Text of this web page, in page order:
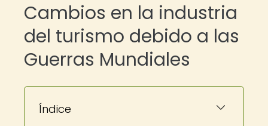
Cambios en la industria
del turismo debido a las
Guerras Mundiales
Índice